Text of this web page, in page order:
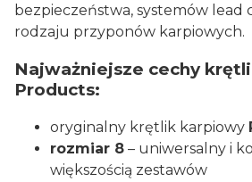
bezpieczeństwa, systemów lead
rodzaju przyponów karpiowych.
Najważniejsze cechy
Products:
oryginalny krętlik karpiowy
rozmiar 8 – uniwersalny i
większością zestawów